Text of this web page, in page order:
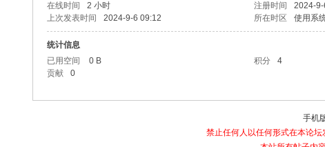
在线时间
2 小时 注册时间 2024-
上次发表时间
2024-9-6 09:12 所在时区 使用系
统计信息
已用空间
0 B 积分 4
贡献
0
手机
禁止任何人以任何形式在本论